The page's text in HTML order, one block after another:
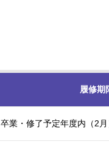
履修期
卒業・修了予定年度内（2